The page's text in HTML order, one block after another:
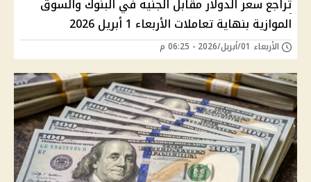
تراجع سعر الدولار مقابل الجنيه في البنوك والسوق
الموازية بنهاية تعاملات الأربعاء 1 أبريل 2026
الأربعاء 01/أبريل/2026 - 06:25 م